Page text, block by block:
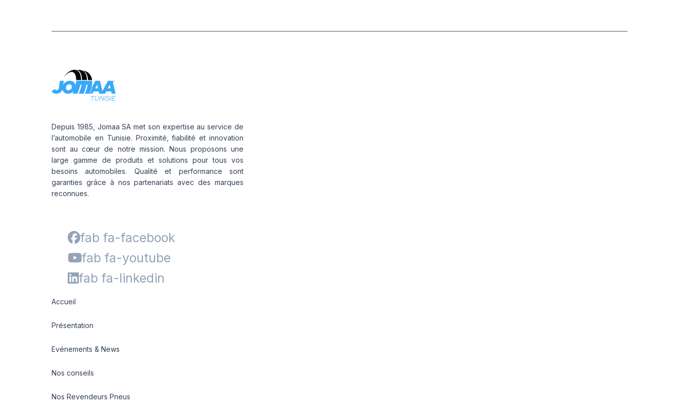
Depuis 1985, Jomaa SA met son expertise au service de
l’automobile en Tunisie. Proximité, fiabilité et innovation
sont au cœur de notre mission. Nous proposons une
large gamme de produits et solutions pour tous vos
besoins automobiles. Qualité et performance sont
garanties grâce à nos partenariats avec des marques
reconnues.
fab fa-facebook
fab fa-youtube
fab fa-linkedin
Accueil
Présentation
Evénements & News
Nos conseils
Nos Revendeurs Pneus